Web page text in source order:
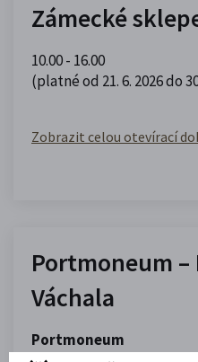
Zámecké
10.00 - 16.00
(platné od 21. 6. 2026 do
Zobrazit celou otevírací
Portmoneum –
Váchala
Portmoneum